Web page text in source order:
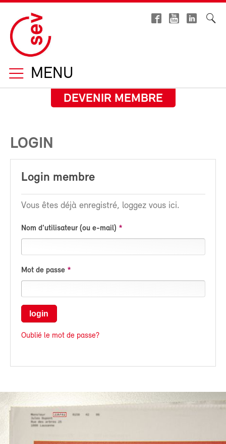
MENU
DEVENIR MEMBRE
LOGIN
Login membre
Vous êtes déjà enregistré, loggez vous ici.
Nom d'utilisateur (ou e-mail)
Mot de passe
login
Oublié le mot de passe?